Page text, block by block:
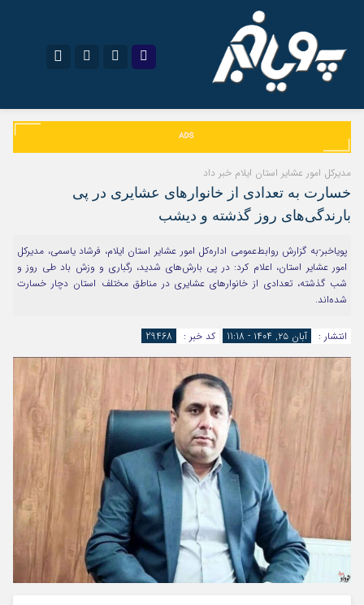
اینستاگرام تلگرام
آپارات اپلیکیشن
نام کاربری یا نشانی ایمیل
رمز عبور
مرا به خاطر بسپار
مدیرکل امور عشایر استان ایلام خبر داد
خسارت به تعدادی از خانوارهای عشایری در پی
بارندگی‌های روز گذشته و دیشب
پویاخبر-به گزارش روابط‌عمومی اداره‌کل امور عشایر استان ایلام، فرشاد یاسمی، مدیرکل
امور عشایر استان، اعلام کرد: در پی بارش‌های شدید، رگباری و وزش باد طی روز و
شب گذشته، تعدادی از خانوارهای عشایری در مناطق مختلف استان دچار خسارت
شده‌اند.
انتشار : آبان ۲۵, ۱۴۰۴ - 11:18 کد خبر : 29468